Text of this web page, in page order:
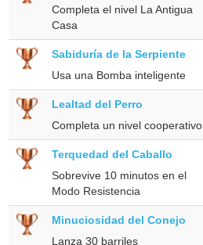
Completa el nivel La Antigua
Casa
Sabiduría de la Serpiente
Usa una Bomba inteligente
Lealtad del Perro
Completa un nivel cooperativo
Terquedad del Caballo
Sobrevive 10 minutos en el
Modo Resistencia
Minuciosidad del Conejo
Lanza 30 barriles